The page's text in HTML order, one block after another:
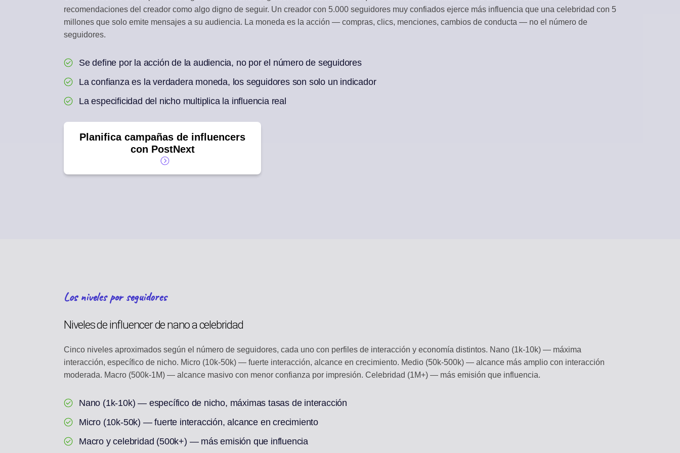
BANDEJA DE INTERACCIÓN
Responde a comentarios sociales
CURACIÓN DE CONTENIDO
Genera borradores desde feeds RSS
Un artículo en una semana de publicaciones
recomendaciones del creador como algo digno de seguir. Un creador con 5.000 seguidores muy confiados ejerce más influencia que una celebridad con 5
millones que solo emite mensajes a su audiencia. La moneda es la acción — compras, clics, menciones, cambios de conducta — no el número de
seguidores.
Se define por la acción de la audiencia, no por el número de seguidores
La confianza es la verdadera moneda, los seguidores son solo un indicador
La especificidad del nicho multiplica la influencia real
Planifica campañas de influencers
con PostNext
Los niveles por seguidores
Niveles de influencer de nano a celebridad
Cinco niveles aproximados según el número de seguidores, cada uno con perfiles de interacción y economía distintos. Nano (1k-10k) — máxima
interacción, específico de nicho. Micro (10k-50k) — fuerte interacción, alcance en crecimiento. Medio (50k-500k) — alcance más amplio con interacción
moderada. Macro (500k-1M) — alcance masivo con menor confianza por impresión. Celebridad (1M+) — más emisión que influencia.
Nano (1k-10k) — específico de nicho, máximas tasas de interacción
Micro (10k-50k) — fuerte interacción, alcance en crecimiento
Macro y celebridad (500k+) — más emisión que influencia